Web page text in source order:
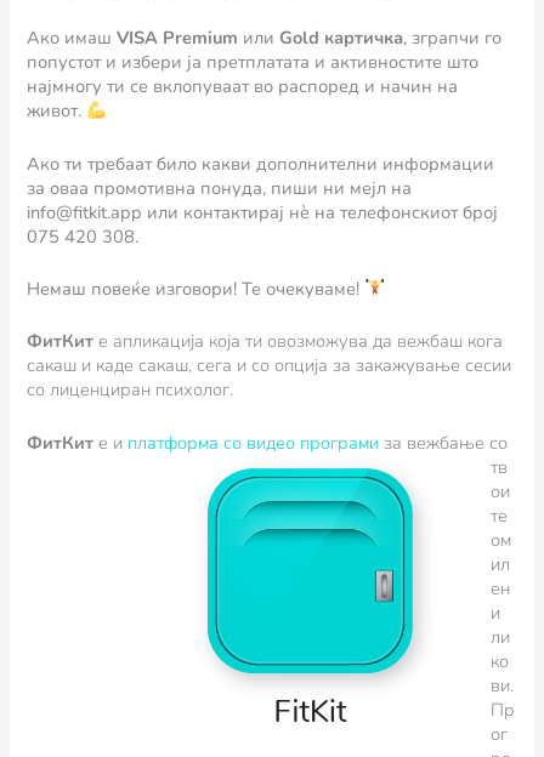
Ако имашVISA Premium илиGold картичка, зграпчи го
попустот и избери ја претплатата и активностите што
најмногу ти се вклопуваат во распоред и начин на
живот.
Ако ти требаат било какви дополнителни информации
за оваа промотивна понуда, пиши ни мејл на
info@fitkit.app или контактирај нè на телефонскиот број
075 420 308.
Немаш повеќе изговори! Те очекуваме!
ФитКит e апликација која ти овозможува да вежбаш кога
сакаш и каде сакаш, сега и со опција за закажување сесии
со лиценциран психолог.
ФитКите и платформа со видео програми за вежбање со
тв
ои
те
ом
ил
ен
и
ли
ко
ви.
Пр
ог